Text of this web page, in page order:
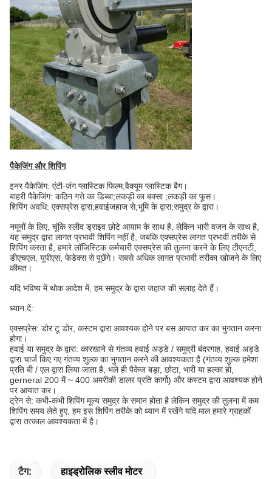
पैकेजिंग और शिपिंग
इनर पैकेजिंग: एंटी-जंग प्लास्टिक फिल्म;वैक्यूम प्लास्टिक बैग।
बाहरी पैकेजिंग: कठिन गत्ते का डिब्बा;लकड़ी का बक्सा ;लकड़ी का फूस।
शिपिंग अवधि: एक्सप्रेस द्वारा;हवाईजहाज से;भूमि के द्वारा;समुद्र के द्वारा।
नमूनों के लिए, चूंकि स्लीव ड्राइव छोटे आयाम के साथ है, लेकिन भारी वजन के साथ है,
यह समुद्र द्वारा लागत प्रभावी शिपिंग नहीं है, जबकि एक्सप्रेस लागत प्रभावी तरीके से
शिपिंग करता है, हमारे लॉजिस्टिक कर्मचारी एक्सप्रेस की तुलना करने के लिए टीएनटी,
डीएचएल, यूपीएस, फेडेक्स से पूछेंगे। सबसे अधिक लागत प्रभावी तरीका खोजने के लिए
कीमत।
यदि भविष्य में थोक आदेश में, हम समुद्र के द्वारा जहाज की सलाह देते हैं।
ध्यान दें:
एक्सप्रेस: ​​डोर टू डोर, कस्टम द्वारा आवश्यक होने पर बस आयात कर का भुगतान करना
होगा।
हवाई या समुद्र के द्वारा: कारखाने से गंतव्य हवाई अड्डे / समुद्री बंदरगाह, हवाई अड्डे
द्वारा चार्ज किए गए गंतव्य शुल्क का भुगतान करने की आवश्यकता है (गंतव्य शुल्क हमेशा
प्रति बी / एल द्वारा लिया जाता है, भले ही पैकेज बड़ा, छोटा, भारी या हल्का हो,
gerneral 200 में ~ 400 अमरीकी डालर प्रति कार्गो) और कस्टम द्वारा आवश्यक होने
पर आयात कर।
ट्रेन से: कभी-कभी शिपिंग मूल्य समुद्र के समान होता है लेकिन समुद्र की तुलना में कम
शिपिंग समय लेते हुए, हम इस शिपिंग तरीके को ध्यान में रखेंगे यदि माल हमारे ग्राहकों
द्वारा तत्काल आवश्यकता में है।
टैग: हाइड्रोलिक स्लीव मोटर